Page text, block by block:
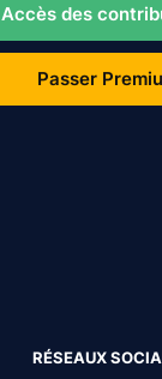
Accès des
Passer
RÉSEAUX